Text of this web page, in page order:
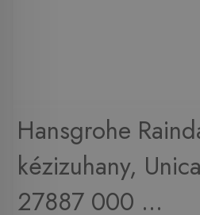
Hansgrohe
kézizuhany,
27887 000 ...